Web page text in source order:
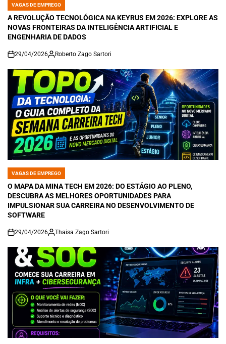
POSTED
IN
VAGAS DE EMPREGO
A REVOLUÇÃO TECNOLÓGICA NA KEYRUS EM 2026: EXPLORE AS
NOVAS FRONTEIRAS DA INTELIGÊNCIA ARTIFICIAL E
ENGENHARIA DE DADOS
on
29/04/2026 Roberto Zago Sartori
POSTED
IN
VAGAS DE EMPREGO
O MAPA DA MINA TECH EM 2026: DO ESTÁGIO AO PLENO,
DESCUBRA AS MELHORES OPORTUNIDADES PARA
IMPULSIONAR SUA CARREIRA NO DESENVOLVIMENTO DE
SOFTWARE
on
29/04/2026 Thaisa Zago Sartori